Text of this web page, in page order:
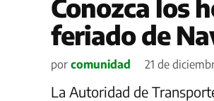
Conozca los
feriado de
por comunidad 21 de
La Autoridad de